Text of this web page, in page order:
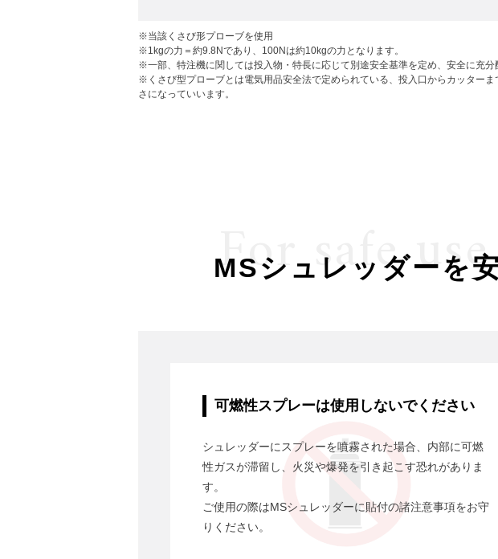
※当該くさび形プローブを使用
※1kgの力＝約9.8Nであり、100Nは約10kgの力となります。
※一部、特注機に関しては投入物・特長に応じて別途安全基準を定め、安全に充分
※くさび型プローブとは電気用品安全法で定められている、投入口からカッター
さになっていいます。
MSシュレッダーを
For safe
可燃性スプレーは使用しないでください
シュレッダーにスプレーを噴霧された場合、内部に可燃
性ガスが滞留し、火災や爆発を引き起こす恐れがありま
す。
ご使用の際はMSシュレッダーに貼付の諸注意事項をお守
りください。